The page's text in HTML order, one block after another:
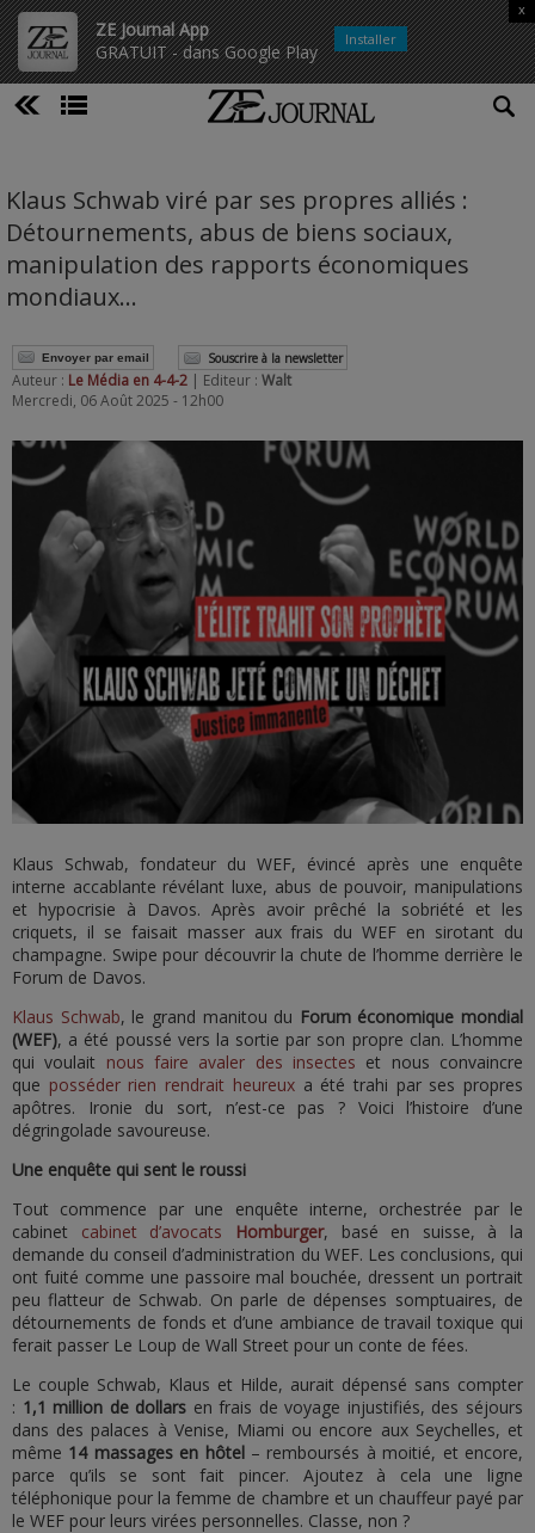
ZE Journal App
GRATUIT - dans Google Play
x
Installer
Klaus Schwab viré par ses propres alliés :
Détournements, abus de biens sociaux,
manipulation des rapports économiques
mondiaux…
Envoyer par email Souscrire à la newsletter
Auteur : Le Média en 4-4-2 | Editeur : Walt
Mercredi, 06 Août 2025 - 12h00
Klaus Schwab, fondateur du WEF, évincé après une enquête
interne accablante révélant luxe, abus de pouvoir, manipulations
et hypocrisie à Davos. Après avoir prêché la sobriété et les
criquets, il se faisait masser aux frais du WEF en sirotant du
champagne. Swipe pour découvrir la chute de l’homme derrière le
Forum de Davos.
Klaus Schwab, le grand manitou du Forum économique mondial
(WEF), a été poussé vers la sortie par son propre clan. L’homme
qui voulait nous faire avaler des insectes et nous convaincre
que posséder rien rendrait heureuxa été trahi par ses propres
apôtres. Ironie du sort, n’est-ce pas ? Voici l’histoire d’une
dégringolade savoureuse.
Une enquête qui sent le roussi
Tout commence par une enquête interne, orchestrée par le
cabinet cabinet d’avocats Homburger, basé en suisse, à la
demande du conseil d’administration du WEF. Les conclusions, qui
ont fuité comme une passoire mal bouchée, dressent un portrait
peu flatteur de Schwab. On parle de dépenses somptuaires, de
détournements de fonds et d’une ambiance de travail toxique qui
ferait passer Le Loup de Wall Street pour un conte de fées.
Le couple Schwab, Klaus et Hilde, aurait dépensé sans compter
: 1,1 million de dollars en frais de voyage injustifiés, des séjours
dans des palaces à Venise, Miami ou encore aux Seychelles, et
même 14 massages en hôtel– remboursés à moitié, et encore,
parce qu’ils se sont fait pincer. Ajoutez à cela une ligne
téléphonique pour la femme de chambre et un chauffeur payé par
le WEF pour leurs virées personnelles. Classe, non ?